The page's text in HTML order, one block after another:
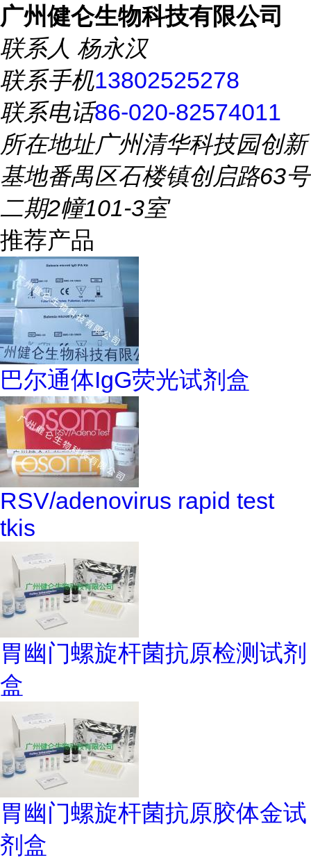
广州健仑生物科技有限公司
联系人 杨永汉
联系手机13802525278
联系电话86-020-82574011
所在地址广州清华科技园创新
基地番禺区石楼镇创启路63号
二期2幢101-3室
推荐产品
巴尔通体IgG荧光试剂盒
RSV/adenovirus rapid test
tkis
胃幽门螺旋杆菌抗原检测试剂
盒
胃幽门螺旋杆菌抗原胶体金试
剂盒